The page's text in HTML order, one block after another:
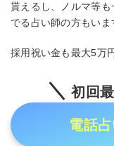
貰えるし、ノルマ等
でる占い師の方もいま
採用祝い金も最大5万
初回
電話